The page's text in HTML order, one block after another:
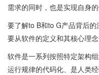
需求的同时，也是实现自身的
要了解to B和to G产品背后
要从软件的定义和其核心理念
软件是一系列按照特定架构
运行规律的代码化、是人类